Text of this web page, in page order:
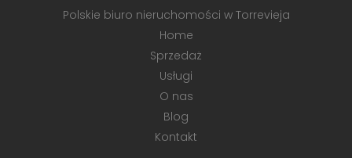
Polskie biuro nieruchomości w Torrevieja
Home
Sprzedaż
Usługi
O nas
Blog
Kontakt